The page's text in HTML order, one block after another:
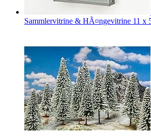
Sammlervitrine & HÃ¤ngevitrine 11